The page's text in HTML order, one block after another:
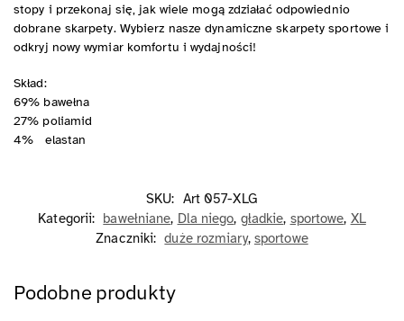
stopy i przekonaj się, jak wiele mogą zdziałać odpowiednio
dobrane skarpety. Wybierz nasze dynamiczne skarpety sportowe i
odkryj nowy wymiar komfortu i wydajności!
Skład:
69% bawełna
27% poliamid
4% elastan
SKU: Art 057-XLG
Kategorii: bawełniane, Dla niego, gładkie, sportowe, XL
Znaczniki: duże rozmiary, sportowe
Podobne produkty